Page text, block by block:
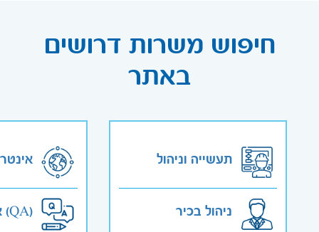
חיפוש משרות דרושים
באתר
תעשייה וניהול
ניהול בכיר אבטחת איכות (QA)